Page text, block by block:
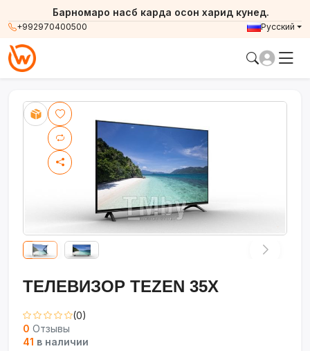
+992970400500
Барномаро насб карда осон харид кунед.
Русский
ТЕЛЕВИЗОР TEZEN 35X
(0)
0 Отзывы
41 в наличии